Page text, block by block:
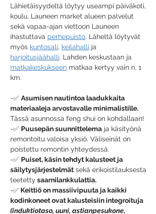
Lähietäisyydeltä löytyy useampi päiväkoti,
koulu, Launeen market alueen palvelut
sekä vapaa-ajan viettoon Launeen
ihastuttava perhepuisto. Läheltä löytyvät
myös kuntosali, keilahalli ja
harjoitusjäähalli. Lahden keskustaan ja
matkakeskukseen matkaa kertyy vain n. 1
km.
-✅ Asumisen nautintoa laadukkaita
materiaaleja arvostavalle minimalistille.
Tässä asunnossa feng shui on kohdallaan!
-✅ Puusepän suunnittelema ja käsityönä
remontoitu valoisa yksiö. Väliseinät on
poistettu remontin yhteydessä.
-✅ Puiset, käsin tehdyt kalusteet ja
säilytysjärjestelmät sekä erikoistilauksesta
teetetty saarnilankkulattia.
-✅ Keittiö on massiivipuuta ja kaikki
kodinkoneet ovat kalusteisiin integroituja
(induktiotaso, uuni, astianpesukone,